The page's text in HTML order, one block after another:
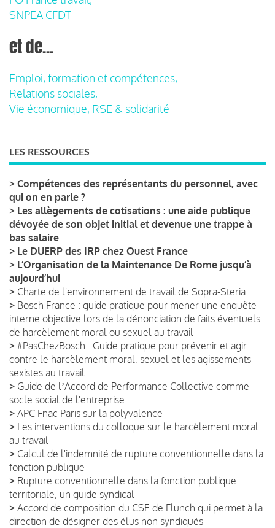
SNPEA CFDT
et de...
Emploi, formation et compétences,
Relations sociales,
Vie économique, RSE & solidarité
LES RESSOURCES
> Compétences des représentants du personnel, avec
qui on en parle ?
> Les allègements de cotisations : une aide publique
dévoyée de son objet initial et devenue une trappe à
bas salaire
> Le DUERP des IRP chez Ouest France
> L’Organisation de la Maintenance De Rome jusqu’à
aujourd’hui
> Charte de l'environnement de travail de Sopra-Steria
> Bosch France : guide pratique pour mener une enquête
interne objective lors de la dénonciation de faits éventuels
de harcèlement moral ou sexuel au travail
> #PasChezBosch : Guide pratique pour prévenir et agir
contre le harcèlement moral, sexuel et les agissements
sexistes au travail
> Guide de lʼAccord de Performance Collective comme
socle social de l'entreprise
> APC Fnac Paris sur la polyvalence
> Les interventions du colloque sur le harcèlement moral
au travail
> Calcul de l'indemnité de rupture conventionnelle dans la
fonction publique
> Rupture conventionnelle dans la fonction publique
territoriale, un guide syndical
> Accord de composition du CSE de Flunch qui permet à la
direction de désigner des élus non syndiqués